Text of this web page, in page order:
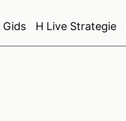
Gids H Live Strategie